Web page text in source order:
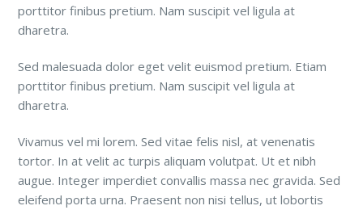
porttitor finibus pretium. Nam suscipit vel ligula at
dharetra.
Sed malesuada dolor eget velit euismod pretium. Etiam
porttitor finibus pretium. Nam suscipit vel ligula at
dharetra.
Vivamus vel mi lorem. Sed vitae felis nisl, at venenatis
tortor. In at velit ac turpis aliquam volutpat. Ut et nibh
augue. Integer imperdiet convallis massa nec gravida. Sed
eleifend porta urna. Praesent non nisi tellus, ut lobortis